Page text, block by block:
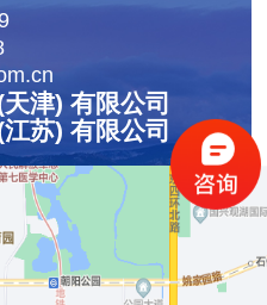
津) 有限公司
苏) 有限公司